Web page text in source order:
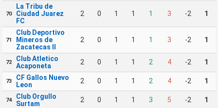
70
La Tribu de
Ciudad Juarez
FC
2 0 1 1 1 3 -2 1
71
Club Deportivo
Mineros de
Zacatecas II
2 0 1 1 1 3 -2 1
72
Club Atletico
Acaponeta
2 0 1 1 2 4 -2 1
73
CF Gallos Nuevo
Leon
2 0 1 1 2 4 -2 1
74
Club Orgullo
Surtam
2 0 1 1 3 5 -2 1